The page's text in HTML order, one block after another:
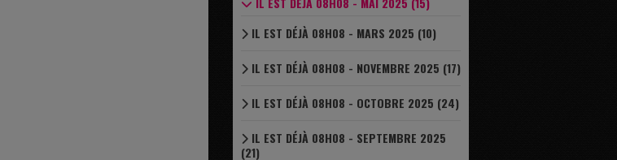
IL EST DÉJÀ 08H08 - MARS 2025 (10)
IL EST DÉJÀ 08H08 - NOVEMBRE 2025 (17)
IL EST DÉJÀ 08H08 - OCTOBRE 2025 (24)
IL EST DÉJÀ 08H08 - SEPTEMBRE 2025
(21)